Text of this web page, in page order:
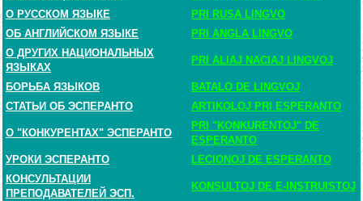
О РУССКОМ ЯЗЫКЕ
PRI RUSA LINGVO
ОБ АНГЛИЙСКОМ ЯЗЫКЕ
PRI ANGLA LINGVO
О ДРУГИХ НАЦИОНАЛЬНЫХ
ЯЗЫКАХ
PRI ALIAJ NACIAJ LINGVOJ
БОРЬБА ЯЗЫКОВ
BATALO DE LINGVOJ
СТАТЬИ ОБ ЭСПЕРАНТО
ARTIKOLOJ PRI ESPERANTO
О "КОНКУРЕНТАХ" ЭСПЕРАНТО
PRI "KONKURENTOJ" DE
ESPERANTO
УРОКИ ЭСПЕРАНТО
LECIONOJ DE ESPERANTO
КОНСУЛЬТАЦИИ
ПРЕПОДАВАТЕЛЕЙ ЭСП.
KONSULTOJ DE E-INSTRUISTOJ